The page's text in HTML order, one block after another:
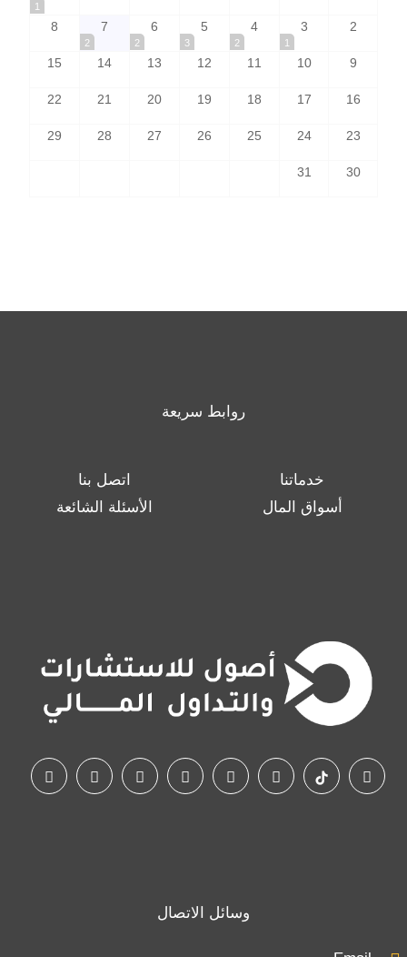
1
2
3
1
4
2
5
3
6
2
7
2
8
9
10
11
12
13
14
15
16
17
18
19
20
21
22
23
24
25
26
27
28
29
30
31
روابط سريعة
خدماتنا
اتصل بنا
أسواق المال
الأسئلة الشائعة
وسائل الاتصال